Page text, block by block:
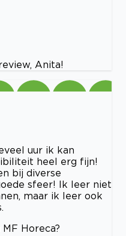
Anita!
uur ik kan
heel erg fijn!
bij diverse
sfeer! Ik leer niet
maar ik leer ook
Horeca?